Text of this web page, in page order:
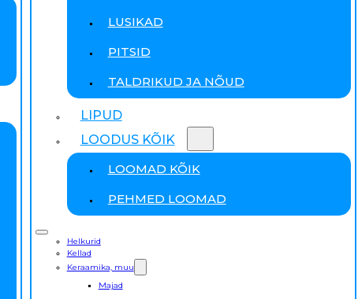
LUSIKAD
PITSID
TALDRIKUD JA NÕUD
LIPUD
LOODUS KÕIK
LOOMAD KÕIK
PEHMED LOOMAD
Helkurid
Kellad
Keraamika, muu
Majad